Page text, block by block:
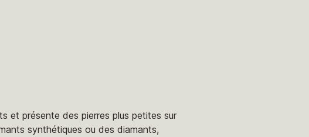
et présente des pierres plus petites sur
synthétiques ou des diamants,